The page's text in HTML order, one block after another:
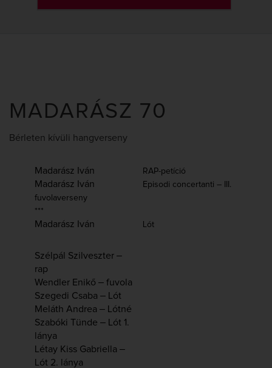
MADARÁSZ 70
Bérleten kívüli hangverseny
Madarász Iván RAP-petíció
Madarász Iván
Episodi concertanti – III.
fuvolaverseny
***
Madarász Iván Lót
Szélpál Szilveszter ‒
rap
Wendler Enikő ‒ fuvola
Szegedi Csaba ‒ Lót
Meláth Andrea ‒ Lótné
Szabóki Tünde ‒ Lót 1.
lánya
Létay Kiss Gabriella ‒
Lót 2. lánya